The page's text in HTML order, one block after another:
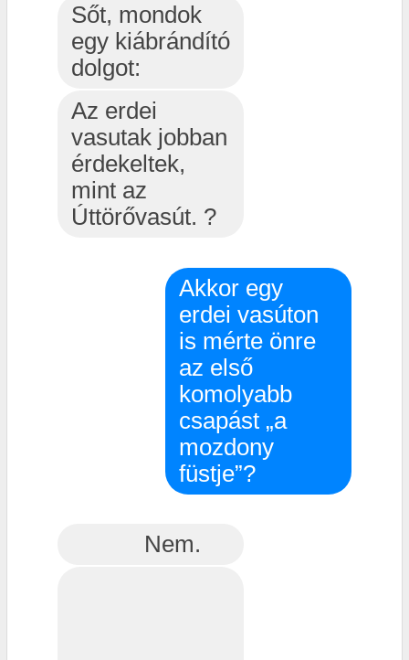
Sőt, mondok
egy kiábrándító
dolgot:
Az erdei
vasutak jobban
érdekeltek,
mint az
Úttörővasút. ?
Akkor egy
erdei vasúton
is mérte önre
az első
komolyabb
csapást „a
mozdony
füstje”?
Nem.